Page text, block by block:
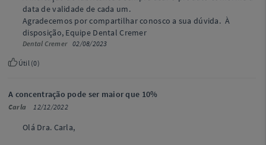
data de validade de cada um.
Agradecemos por compartilhar conosco a sua dúvida. À
disposição, Equipe Dental Cremer
Dental Cremer02/08/2023
Útil (0)
A concentração pode ser maior que 10%
Carla 12/12/2022
Olá Dra. Carla,